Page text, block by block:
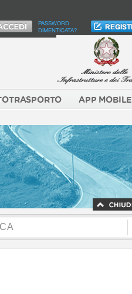
PASSWORD
DIMENTICATA?
APP MOBILE